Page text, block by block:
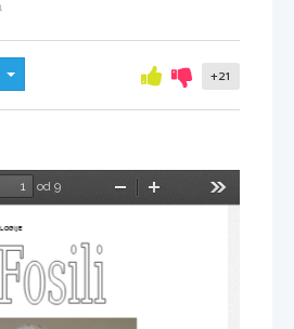
Skrij/prikaži meni +21
od 9
Pomanjšaj